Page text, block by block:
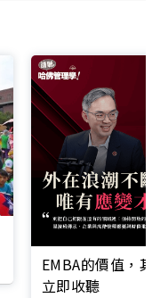
EMBA的價值，
立即收聽